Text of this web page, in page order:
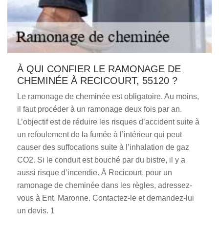
À QUI CONFIER LE RAMONAGE DE
CHEMINÉE À RECICOURT, 55120 ?
Le ramonage de cheminée est obligatoire. Au moins,
il faut procéder à un ramonage deux fois par an.
L’objectif est de réduire les risques d’accident suite à
un refoulement de la fumée à l’intérieur qui peut
causer des suffocations suite à l’inhalation de gaz
CO2. Si le conduit est bouché par du bistre, il y a
aussi risque d’incendie. À Recicourt, pour un
ramonage de cheminée dans les règles, adressez-
vous à Ent. Maronne. Contactez-le et demandez-lui
un devis. 1